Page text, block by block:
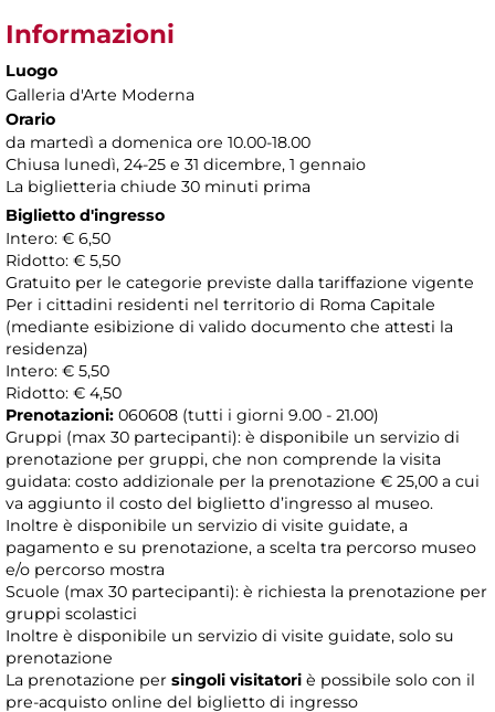
Informazioni
Luogo
Galleria d'Arte Moderna
Orario
da martedì a domenica ore 10.00-18.00
Chiusa lunedì, 24-25 e 31 dicembre, 1 gennaio
La biglietteria chiude 30 minuti prima
Biglietto d'ingresso
Intero: € 6,50
Ridotto: € 5,50
Gratuito per le categorie previste dalla tariffazione vigente
Per i cittadini residenti nel territorio di Roma Capitale
(mediante esibizione di valido documento che attesti la
residenza)
Intero: € 5,50
Ridotto: € 4,50
Prenotazioni: 060608 (tutti i giorni 9.00 - 21.00)
Gruppi (max 30 partecipanti): è disponibile un servizio di
prenotazione per gruppi, che non comprende la visita
guidata: costo addizionale per la prenotazione € 25,00 a cui
va aggiunto il costo del biglietto d’ingresso al museo.
Inoltre è disponibile un servizio di visite guidate, a
pagamento e su prenotazione, a scelta tra percorso museo
e/o percorso mostra
Scuole (max 30 partecipanti): è richiesta la prenotazione per
gruppi scolastici
Inoltre è disponibile un servizio di visite guidate, solo su
prenotazione
La prenotazione per singoli visitatori è possibile solo con il
pre-acquisto online del biglietto di ingresso